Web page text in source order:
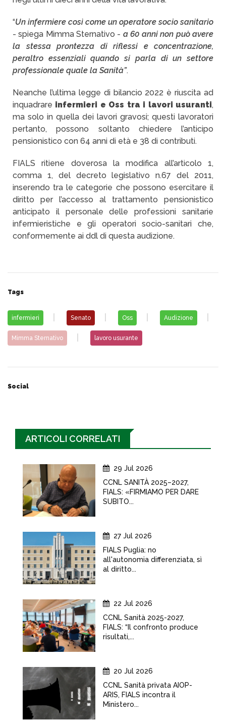
“Un infermiere così come un operatore socio sanitario
- spiega Mimma Sternativo - a 60 anni non può avere
la stessa prontezza di riflessi e concentrazione,
peraltro essenziali quando si parla di un settore
professionale quale la Sanità”.
Neanche l’ultima legge di bilancio 2022 è riuscita ad
inquadrare infermieri e Oss tra i lavori usuranti,
ma solo in quella dei lavori gravosi; questi lavoratori
pertanto, possono soltanto chiedere l’anticipo
pensionistico con 64 anni di età e 38 di contributi.
FIALS ritiene doverosa la modifica all’articolo 1,
comma 1, del decreto legislativo n.67 del 2011,
inserendo tra le categorie che possono esercitare il
diritto per l’accesso al trattamento pensionistico
anticipato il personale delle professioni sanitarie
infermieristiche e gli operatori socio-sanitari che,
conformemente ai ddl di questa audizione.
Tags
infermieri Senato Oss Audizione
Mimma Sternativo lavoro usurante
Social
ARTICOLI CORRELATI
29 Jul 2026
CCNL SANITÀ 2025–2027,
FIALS: «FIRMIAMO PER DARE
SUBITO...
27 Jul 2026
FIALS Puglia: no
all'autonomia differenziata, sì
al diritto...
22 Jul 2026
CCNL Sanità 2025-2027,
FIALS: “Il confronto produce
risultati,...
20 Jul 2026
CCNL Sanità privata AIOP-
ARIS, FIALS incontra il
Ministero...